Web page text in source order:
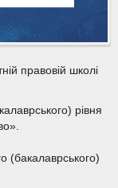
правовій школі
рівня
(бакалаврського)